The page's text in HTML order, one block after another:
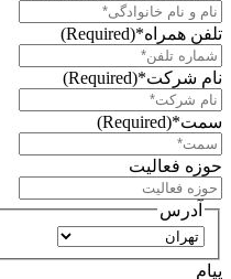
تلفن همراه*(Required)
نام شرکت*(Required)
سمت*(Required)
حوزه فعالیت
آدرس
استان
پیام